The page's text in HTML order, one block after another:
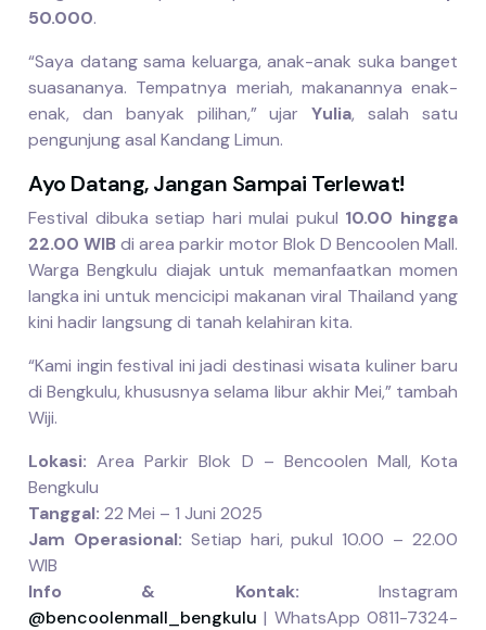
50.000.
“Saya datang sama keluarga, anak-anak suka banget
suasananya. Tempatnya meriah, makanannya enak-
enak, dan banyak pilihan,” ujarYulia, salah satu
pengunjung asal Kandang Limun.
Ayo Datang, Jangan Sampai Terlewat!
Festival dibuka setiap hari mulai pukul 10.00 hingga
22.00 WIB di area parkir motor Blok D Bencoolen Mall.
Warga Bengkulu diajak untuk memanfaatkan momen
langka ini untuk mencicipi makanan viral Thailand yang
kini hadir langsung di tanah kelahiran kita.
“Kami ingin festival ini jadi destinasi wisata kuliner baru
di Bengkulu, khususnya selama libur akhir Mei,” tambah
Wiji.
Lokasi: Area Parkir Blok D – Bencoolen Mall, Kota
Bengkulu
Tanggal: 22 Mei – 1 Juni 2025
Jam Operasional: Setiap hari, pukul 10.00 – 22.00
WIB
Info & Kontak: Instagram
@bencoolenmall_bengkulu | WhatsApp 0811-7324-